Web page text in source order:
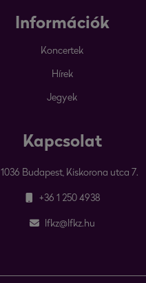
Információk
Koncertek
Hírek
Jegyek
Kapcsolat
1036 Budapest, Kiskorona utca 7.
+36 1 250 4938
lfkz@lfkz.hu